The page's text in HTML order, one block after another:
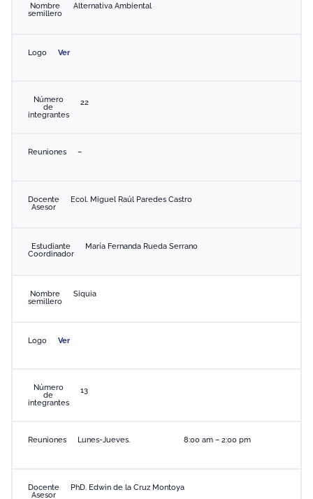
Nombre
semillero
Alternativa Ambiental
Logo Ver
Número
de
integrantes
22
Reuniones –
Docente
Asesor
Ecol. Miguel Raúl Paredes Castro
Estudiante
Coordinador
María Fernanda Rueda Serrano
Nombre
semillero
Siquia
Logo Ver
Número
de
integrantes
13
Reuniones Lunes-Jueves. 8:00 am – 2:00 pm
Docente
Asesor
PhD. Edwin de la Cruz Montoya